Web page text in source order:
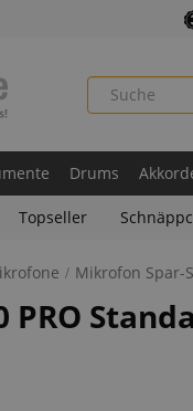
Drums
Topseller
Mikrofon Spar-
PRO